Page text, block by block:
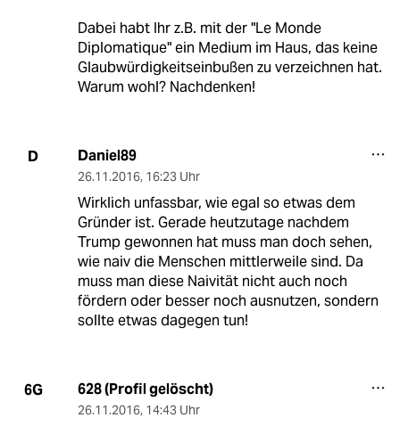
Dabei habt Ihr z.B. mit der "Le Monde
Diplomatique" ein Medium im Haus, das keine
Glaubwürdigkeitseinbußen zu verzeichnen hat.
Warum wohl? Nachdenken!
D Daniel89
26.11.2016, 16:23 Uhr
Wirklich unfassbar, wie egal so etwas dem
Gründer ist. Gerade heutzutage nachdem
Trump gewonnen hat muss man doch sehen,
wie naiv die Menschen mittlerweile sind. Da
muss man diese Naivität nicht auch noch
fördern oder besser noch ausnutzen, sondern
sollte etwas dagegen tun!
6G 628 (Profil gelöscht)
26.11.2016, 14:43 Uhr